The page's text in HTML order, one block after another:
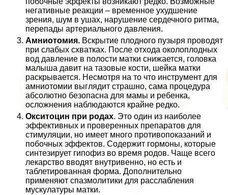
негативные реакции – временное ухудшение
зрения, шум в ушах, нарушение сердечного ритма,
перепады артериального давления.
Амниотомия. Вскрытие плодного пузыря проводят
при слабых схватках. После отхода околоплодных
вод давление в полости матки снижается, головка
малыша давит на тазовые кости, шейка матки
раскрывается. Несмотря на то что инструмент для
амниотомии выглядит страшно, сама процедypa
абсолютно безопасна для мамы и ребенка,
осложнения наблюдаются крайне редко.
Окситоцин при родах. Это один из наиболее
эффективных и проверенных препаратов для
стимуляции, но имеет много противопоказаний и
побочных эффектов. Содержит гормоны, которые
синтезирует гипофиз во время родов. Чаще всего
лекарство вводят внутривенно, но есть и
таблетированная форма. Дополнительно
применяют спазмолитики для расслабления
мускулатуры матки.